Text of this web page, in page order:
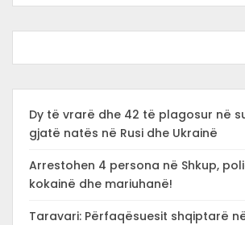
Dy të vrarë dhe 42 të plagosur në
gjatë natës në Rusi dhe Ukrainë
Arrestohen 4 persona në Shkup,
kokainë dhe mariuhanë!
Taravari: Përfaqësuesit shqiptarë